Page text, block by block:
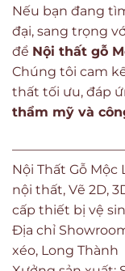
Nếu bạn đang
đại, sang trọng
để Nội thất gỗ
Chúng tôi cam
thất tối ưu, đáp
thẩm mỹ và
Nội Thất Gỗ
nội thất, Vẽ 2D,
cấp thiết bị vệ
Địa chỉ
xéo, Long Thành